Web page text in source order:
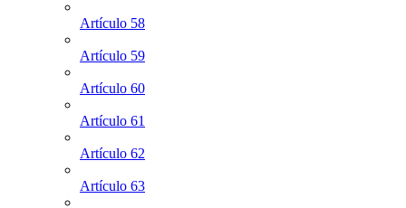
Artículo 58
Artículo 59
Artículo 60
Artículo 61
Artículo 62
Artículo 63